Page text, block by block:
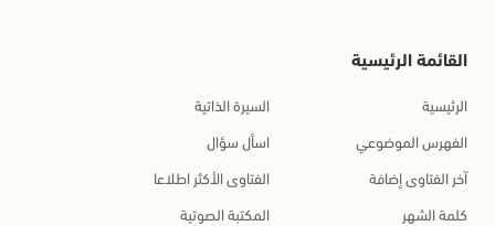
القائمة الرئيسية
الرئيسية
السيرة الذاتية
الفهرس الموضوعي
اسأل سؤال
آخر الفتاوى إضافة
الفتاوى الأكثر اطلاعا
كلمة الشهر
المكتبة الصوتية